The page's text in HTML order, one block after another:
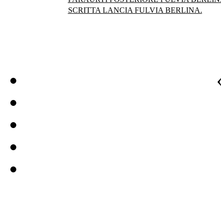
SCRITTA LANCIA FULVIA BERLINA.